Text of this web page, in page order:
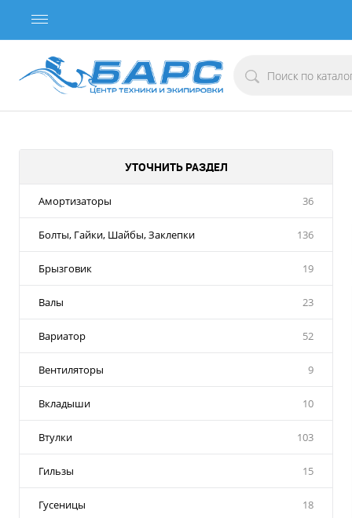
УТОЧНИТЬ РАЗДЕЛ
Амортизаторы 36
Болты, Гайки, Шайбы, Заклепки 136
Брызговик 19
Валы 23
Вариатор 52
Вентиляторы 9
Вкладыши 10
Втулки 103
Гильзы 15
Гусеницы 18